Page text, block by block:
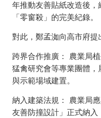
年推動友善貼紙改造後
「零窗殺」的完美紀錄。
對此，鄭孟洳向高市府提
跨界合作推廣： 農業局
猛禽研究會等專業團體
與示範場域建置。
納入建築法規： 農業局
友善防撞設計」正式納入